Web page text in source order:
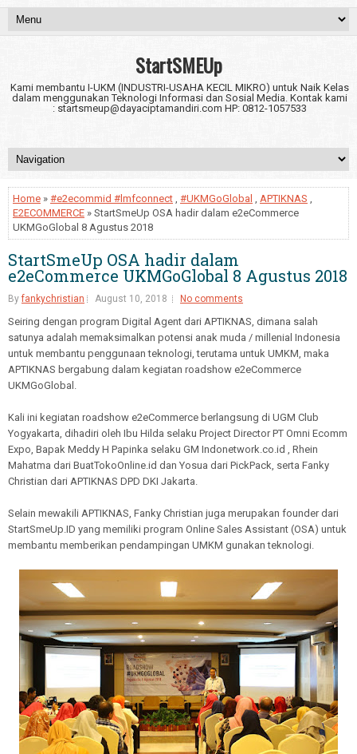
StartSMEUp
Kami membantu I-UKM (INDUSTRI-USAHA KECIL MIKRO) untuk Naik Kelas
dalam menggunakan Teknologi Informasi dan Sosial Media. Kontak kami
: startsmeup@dayaciptamandiri.com HP: 0812-1057533
Home » #e2ecommid #lmfconnect , #UKMGoGlobal , APTIKNAS ,
E2ECOMMERCE » StartSmeUp OSA hadir dalam e2eCommerce
UKMGoGlobal 8 Agustus 2018
StartSmeUp OSA hadir dalam
e2eCommerce UKMGoGlobal 8 Agustus 2018
Byfankychristian August 10, 2018 No comments
Seiring dengan program Digital Agent dari APTIKNAS, dimana salah
satunya adalah memaksimalkan potensi anak muda / millenial Indonesia
untuk membantu penggunaan teknologi, terutama untuk UMKM, maka
APTIKNAS bergabung dalam kegiatan roadshow e2eCommerce
UKMGoGlobal.
Kali ini kegiatan roadshow e2eCommerce berlangsung di UGM Club
Yogyakarta, dihadiri oleh Ibu Hilda selaku Project Director PT Omni Ecomm
Expo, Bapak Meddy H Papinka selaku GM Indonetwork.co.id , Rhein
Mahatma dari BuatTokoOnline.id dan Yosua dari PickPack, serta Fanky
Christian dari APTIKNAS DPD DKI Jakarta.
Selain mewakili APTIKNAS, Fanky Christian juga merupakan founder dari
StartSmeUp.ID yang memiliki program Online Sales Assistant (OSA) untuk
membantu memberikan pendampingan UMKM gunakan teknologi.